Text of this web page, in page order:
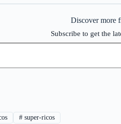
Discover more
Subscribe to get the
# super-ricos